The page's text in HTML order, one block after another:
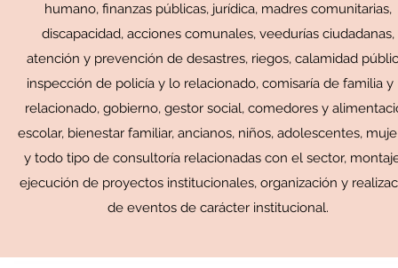
humano, finanzas públicas, jurídica, madres comunitarias,
discapacidad, acciones comunales, veedurías ciudadanas,
atención y prevención de desastres, riegos, calamidad
inspección de policía y lo relacionado, comisaría de familia y
relacionado, gobierno, gestor social, comedores y
escolar, bienestar familiar, ancianos, niños, adolescentes,
y todo tipo de consultoría relacionadas con el sector,
ejecución de proyectos institucionales, organización y
de eventos de carácter institucional.